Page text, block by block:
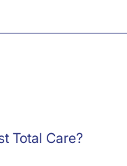
Total Care?